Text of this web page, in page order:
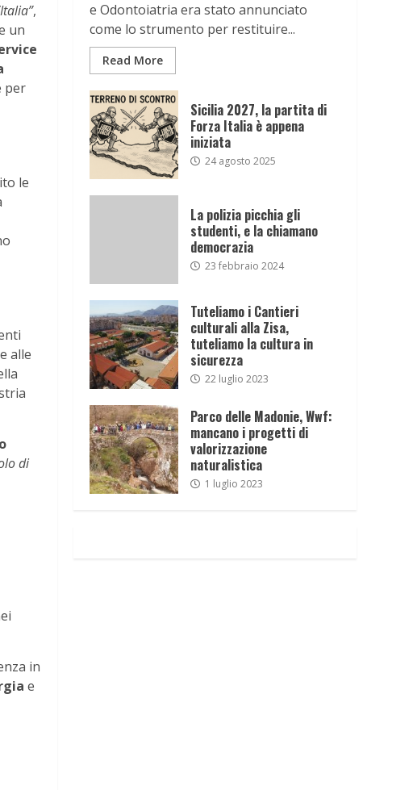
,
un
per
le
alle
di
in
e
e Odontoiatria era stato annunciato
come lo strumento per restituire...
Read More
Sicilia 2027, la partita di
Forza Italia è appena
iniziata
24 agosto 2025
La polizia picchia gli
studenti, e la chiamano
democrazia
23 febbraio 2024
Tuteliamo i Cantieri
culturali alla Zisa,
tuteliamo la cultura in
sicurezza
22 luglio 2023
Parco delle Madonie, Wwf:
mancano i progetti di
valorizzazione
naturalistica
1 luglio 2023